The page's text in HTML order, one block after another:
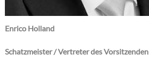
Enrico Holland
Schatzmeister / Vertreter des Vorsitzenden